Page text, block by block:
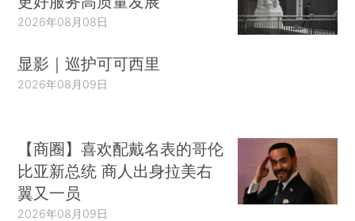
2026年08月08日
显影｜巡护可可西里
2026年08月09日
【商圈】喜欢配戴名表的哥伦
比亚新总统 商人出身拉美右
翼又一员
2026年08月09日